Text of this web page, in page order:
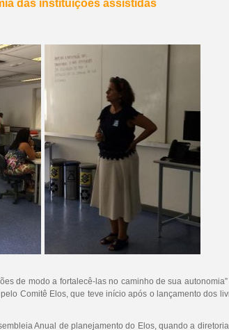
das instituições assistidas
de modo a fortalecê-las no caminho de sua
Comitê Elos, que teve início após o lançamento dos
Anual de planejamento do Elos, quando a